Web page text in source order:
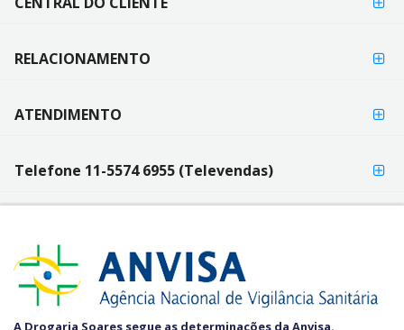
RELACIONAMENTO
ATENDIMENTO
Telefone 11-5574 6955 (Televendas)
A Drogaria Soares segue as determinações da Anvisa.